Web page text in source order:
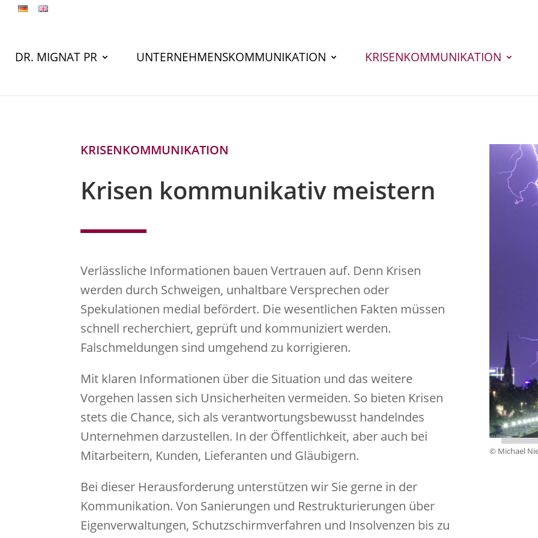
DR. MIGNAT PR UNTERNEHMENSKOMMUNIKATION KRISENKOMMUNIKATION
KRISENKOMMUNIKATION
Krisen kommunikativ meistern
Verlässliche Informationen bauen Vertrauen auf. Denn Krisen
werden durch Schweigen, unhaltbare Versprechen oder
Spekulationen medial befördert. Die wesentlichen Fakten müssen
schnell recherchiert, geprüft und kommuniziert werden.
Falschmeldungen sind umgehend zu korrigieren.
Mit klaren Informationen über die Situation und das weitere
Vorgehen lassen sich Unsicherheiten vermeiden. So bieten Krisen
stets die Chance, sich als verantwortungsbewusst handelndes
Unternehmen darzustellen. In der Öffentlichkeit, aber auch bei
Mitarbeitern, Kunden, Lieferanten und Gläubigern.
Bei dieser Herausforderung unterstützen wir Sie gerne in der
Kommunikation. Von Sanierungen und Restrukturierungen über
Eigenverwaltungen, Schutzschirmverfahren und Insolvenzen bis zu
© Michael